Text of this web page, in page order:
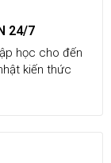
24/7
học cho đến
kiến thức